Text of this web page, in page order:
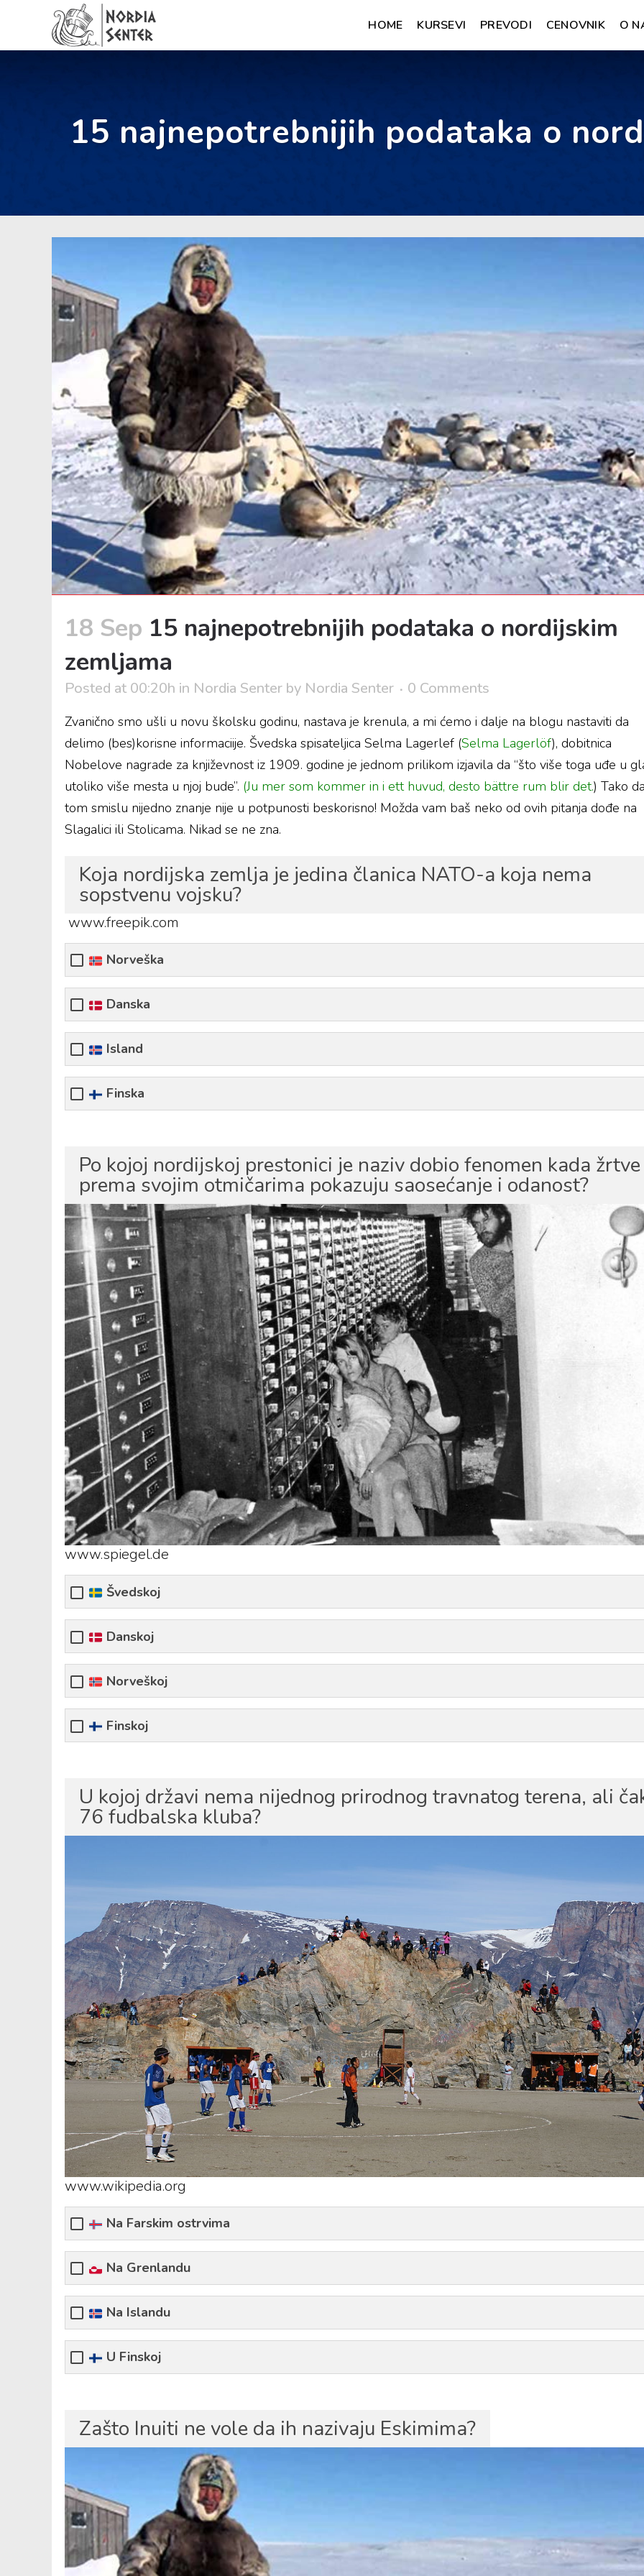
HOME KURSEVI PREVODI CENOVNIK O
15 najnepotrebnijih podataka o
18 Sep 15 najnepotrebnijih podataka o nordijskim
zemljama
Posted at 00:20h in Nordia Senter by Nordia Senter 0 Comments
Zvanično smo ušli u novu školsku godinu, nastava je krenula, a mi ćemo i dalje na blogu nastaviti da
delimo (bes)korisne informaciije. Švedska spisateljica Selma Lagerlef (Selma Lagerlöf), dobitnica
Nobelove nagrade za književnost iz 1909. godine je jednom prilikom izjavila da “što više toga uđe u
utoliko više mesta u njoj bude”. (Ju mer som kommer in i ett huvud, desto bättre rum blir det.) Tako
tom smislu nijedno znanje nije u potpunosti beskorisno! Možda vam baš neko od ovih pitanja dođe na
Slagalici ili Stolicama. Nikad se ne zna.
Koja nordijska zemlja je jedina članica NATO-a koja nema
sopstvenu vojsku?
www.freepik.com
Norveška
Danska
Island
Finska
Po kojoj nordijskoj prestonici je naziv dobio fenomen kada žrtve
prema svojim otmičarima pokazuju saosećanje i odanost?
www.spiegel.de
Švedskoj
Danskoj
Norveškoj
Finskoj
U kojoj državi nema nijednog prirodnog travnatog terena, ali
76 fudbalska kluba?
www.wikipedia.org
Na Farskim ostrvima
Na Grenlandu
Na Islandu
U Finskoj
Zašto Inuiti ne vole da ih nazivaju Eskimima?